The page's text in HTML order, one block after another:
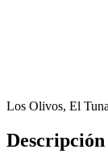
Los Olivos, El
Descripción